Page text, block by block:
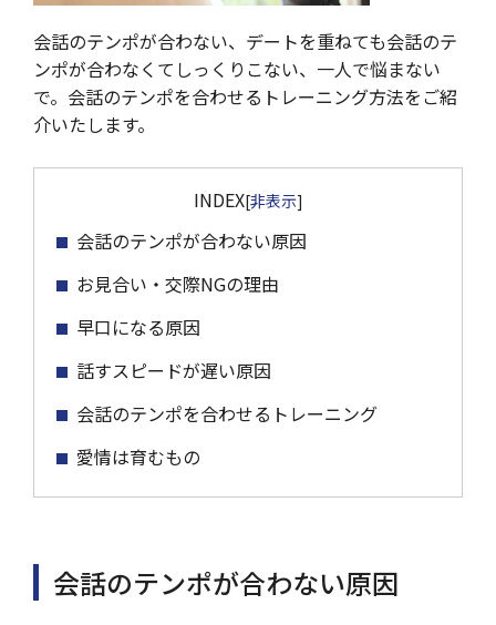
会話のテンポが合わない、デートを重ねても会話のテ
ンポが合わなくてしっくりこない、一人で悩まない
で。会話のテンポを合わせるトレーニング方法をご紹
介いたします。
INDEX[非表示]
会話のテンポが合わない原因
お見合い・交際NGの理由
早口になる原因
話すスピードが遅い原因
会話のテンポを合わせるトレーニング
愛情は育むもの
会話のテンポが合わない原因